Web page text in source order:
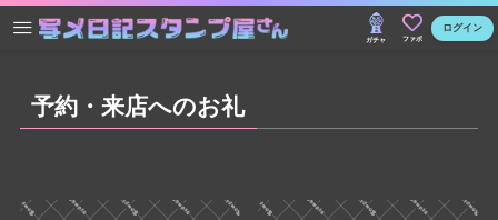
ガチャ ファボ
ログイン
予約・来店へのお礼